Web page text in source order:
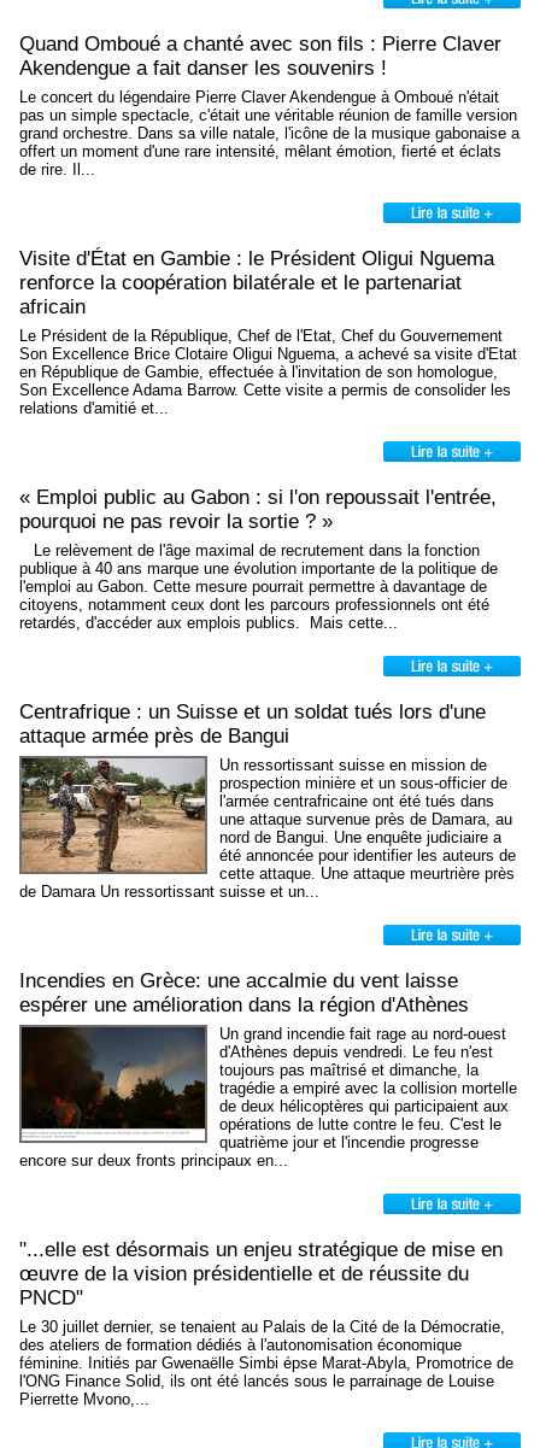
Quand Omboué a chanté avec son fils : Pierre Claver
Akendengue a fait danser les souvenirs !
Le concert du légendaire Pierre Claver Akendengue à Omboué n'était
pas un simple spectacle, c'était une véritable réunion de famille version
grand orchestre. Dans sa ville natale, l'icône de la musique gabonaise a
offert un moment d'une rare intensité, mêlant émotion, fierté et éclats
de rire. Il...
Visite d'État en Gambie : le Président Oligui Nguema
renforce la coopération bilatérale et le partenariat
africain
Le Président de la République, Chef de l'Etat, Chef du Gouvernement
Son Excellence Brice Clotaire Oligui Nguema, a achevé sa visite d'Etat
en République de Gambie, effectuée à l'invitation de son homologue,
Son Excellence Adama Barrow. Cette visite a permis de consolider les
relations d'amitié et...
‎« Emploi public au Gabon : si l'on repoussait l'entrée,
pourquoi ne pas revoir la sortie ? »
‎ ‎ ‎ ‎Le relèvement de l'âge maximal de recrutement dans la fonction
publique à 40 ans marque une évolution importante de la politique de
l'emploi au Gabon. Cette mesure pourrait permettre à davantage de
citoyens, notamment ceux dont les parcours professionnels ont été
retardés, d'accéder aux emplois publics. ‎ ‎Mais cette...
Centrafrique : un Suisse et un soldat tués lors d'une
attaque armée près de Bangui
Un ressortissant suisse en mission de
prospection minière et un sous-officier de
l'armée centrafricaine ont été tués dans
une attaque survenue près de Damara, au
nord de Bangui. Une enquête judiciaire a
été annoncée pour identifier les auteurs de
cette attaque. Une attaque meurtrière près
de Damara Un ressortissant suisse et un...
Incendies en Grèce: une accalmie du vent laisse
espérer une amélioration dans la région d'Athènes
Un grand incendie fait rage au nord-ouest
d'Athènes depuis vendredi. Le feu n'est
toujours pas maîtrisé et dimanche, la
tragédie a empiré avec la collision mortelle
de deux hélicoptères qui participaient aux
opérations de lutte contre le feu. C'est le
quatrième jour et l'incendie progresse
encore sur deux fronts principaux en...
"...elle est désormais un enjeu stratégique de mise en
œuvre de la vision présidentielle et de réussite du
PNCD"
Le 30 juillet dernier, se tenaient au Palais de la Cité de la Démocratie,
des ateliers de formation dédiés à l'autonomisation économique
féminine. Initiés par Gwenaëlle Simbi épse Marat-Abyla, Promotrice de
l'ONG Finance Solid, ils ont été lancés sous le parrainage de Louise
Pierrette Mvono,...